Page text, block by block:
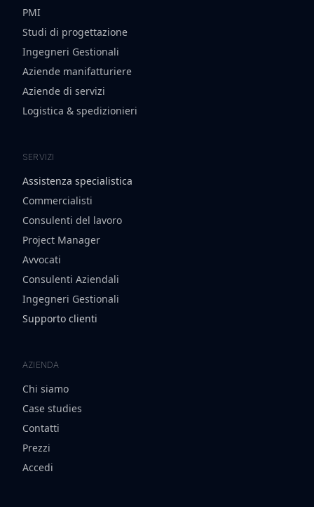
PMI
Studi di progettazione
Ingegneri Gestionali
Aziende manifatturiere
Aziende di servizi
Logistica & spedizionieri
SERVIZI
Assistenza specialistica
Commercialisti
Consulenti del lavoro
Project Manager
Avvocati
Consulenti Aziendali
Ingegneri Gestionali
Supporto clienti
AZIENDA
Chi siamo
Case studies
Contatti
Prezzi
Accedi